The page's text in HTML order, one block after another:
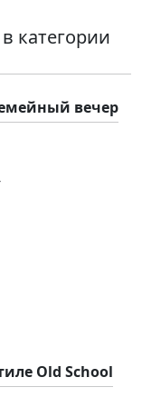
категории
вечер
Old School